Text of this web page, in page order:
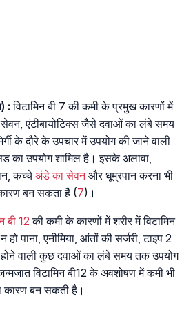
: विटामिन बी 7 की कमी के प्रमुख कारणों में
एंटीबायोटिक्स जैसे दवाओं का लंबे समय
के दौरे के उपचार में उपयोग की जाने वाली
का उपयोग शामिल है। इसके अलावा,
कच्चे अंडे का सेवनऔर धूम्रपान करना भी
बन सकता है (7)।
बी 12 की कमी के कारणों में शरीर में विटामिन
पाना, एनीमिया, आंतों की सर्जरी, टाइप 2
वाली कुछ दवाओं का लंबे समय तक उपयोग
विटामिन बी12 के अवशोषण में कमी भी
कारण बन सकती है।